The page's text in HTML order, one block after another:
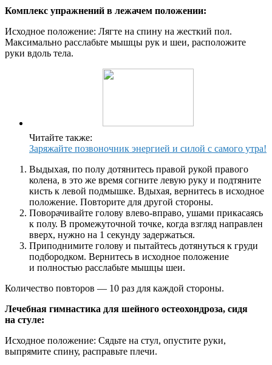
Комплекс упражнений в лежачем положении:
Исходное положение: Лягте на спину на жесткий пол.
Максимально расслабьте мышцы рук и шеи, расположите
руки вдоль тела.
Читайте также:
Заряжайте позвоночник энергией и силой с самого утра!
Выдыхая, по полу дотянитесь правой рукой правого
колена, в это же время согните левую руку и подтяните
кисть к левой подмышке. Вдыхая, вернитесь в исходное
положение. Повторите для другой стороны.
Поворачивайте голову влево-вправо, ушами прикасаясь
к полу. В промежуточной точке, когда взгляд направлен
вверх, нужно на 1 секунду задержаться.
Приподнимите голову и пытайтесь дотянуться к груди
подбородком. Вернитесь в исходное положение
и полностью расслабьте мышцы шеи.
Количество повторов — 10 раз для каждой стороны.
Лечебная гимнастика для шейного остеохондроза, сидя
на стуле:
Исходное положение: Сядьте на стул, опустите руки,
выпрямите спину, расправьте плечи.